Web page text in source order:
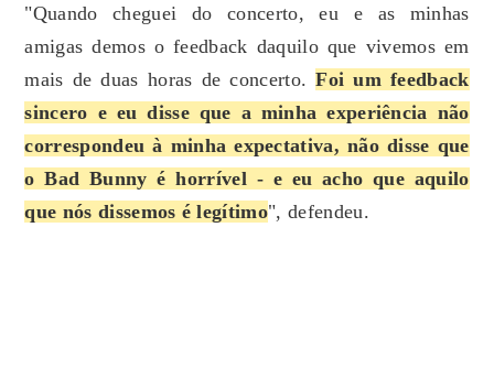
"Quando cheguei do concerto, eu e as minhas
amigas demos o feedback daquilo que vivemos em
mais de duas horas de concerto.Foi um feedback
sincero e eu disse que a minha experiência não
correspondeu à minha expectativa, não disse que
o Bad Bunny é horrível - e eu acho que aquilo
que nós dissemos é legítimo", defendeu.